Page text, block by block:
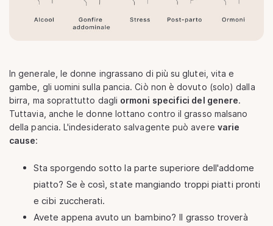
In generale, le donne ingrassano di più su glutei, vita e
gambe, gli uomini sulla pancia. Ciò non è dovuto (solo) dalla
birra, ma soprattutto dagli ormoni specifici del genere.
Tuttavia, anche le donne lottano contro il grasso malsano
della pancia. L'indesiderato salvagente può avere varie
cause:
Sta sporgendo sotto la parte superiore dell'addome
piatto? Se è così, state mangiando troppi piatti pronti
e cibi zuccherati.
Avete appena avuto un bambino? Il grasso troverà